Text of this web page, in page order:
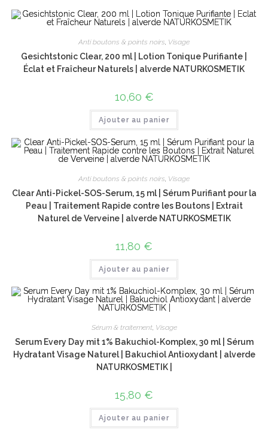
Anti boutons & points noirs, Visage
Gesichtstonic Clear, 200 ml | Lotion Tonique Purifiante |
Éclat et Fraîcheur Naturels | alverde NATURKOSMETIK
10,60 €
Ajouter au panier
Anti boutons & points noirs Visage
Clear Anti-Pickel-SOS-Serum, 15 ml | Sérum Purifiant pour la
Peau | Traitement Rapide contre les Boutons | Extrait
Naturel de Verveine | alverde NATURKOSMETIK
11,80 €
Ajouter au panier
Sérum & traitement, Visage
Serum Every Day mit 1% Bakuchiol-Komplex, 30 ml | Sérum
Hydratant Visage Naturel | Bakuchiol Antioxydant | alverde
NATURKOSMETIK |
15,80 €
Ajouter au panier